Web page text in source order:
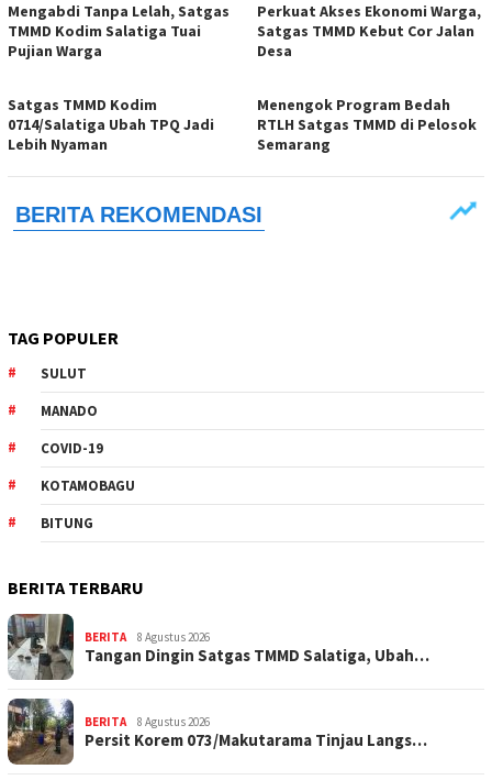
Mengabdi Tanpa Lelah, Satgas
TMMD Kodim Salatiga Tuai
Pujian Warga
Perkuat Akses Ekonomi Warga,
Satgas TMMD Kebut Cor Jalan
Desa
Satgas TMMD Kodim
0714/Salatiga Ubah TPQ Jadi
Lebih Nyaman
Menengok Program Bedah
RTLH Satgas TMMD di Pelosok
Semarang
TAG POPULER
SULUT
MANADO
COVID-19
KOTAMOBAGU
BITUNG
BERITA TERBARU
BERITA 8 Agustus 2026
Tangan Dingin Satgas TMMD Salatiga, Ubah…
BERITA 8 Agustus 2026
Persit Korem 073/Makutarama Tinjau Langs…